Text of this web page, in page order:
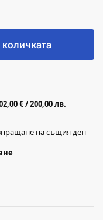
€ / 200,00 лв.
на същия ден